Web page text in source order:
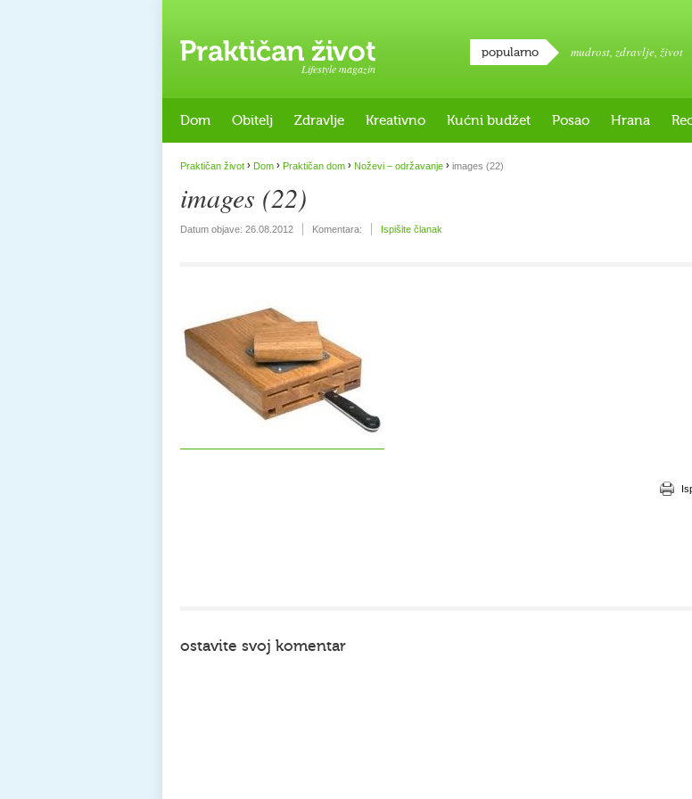
Lifestyle magazin
popularno mudrost, zdravlje, život
Dom Obitelj Zdravlje Kreativno Kućni budžet Posao Hrana
Praktičan život › Dom › Praktičan dom › Noževi – održavanje › images (22)
images (22)
Datum objave: 26.08.2012 Komentara: Ispišite članak
ostavite svoj komentar